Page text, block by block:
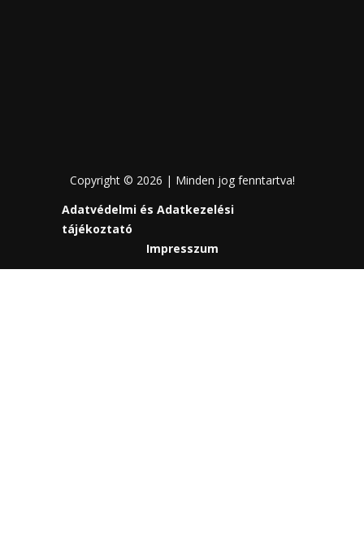
Copyright © 2026 | Minden jog fenntartva!
Adatvédelmi és Adatkezelési
tájékoztató
Impresszum